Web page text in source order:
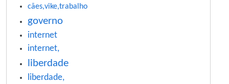
cães,vike,trabalho
governo
internet
internet,
liberdade
liberdade,